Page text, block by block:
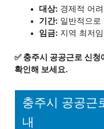
대상: 경제적 어
기간: 일반적으
임금: 지역 최저
✅ 충주시 공공근로 신
확인해 보세요.
충주시 공공근
내